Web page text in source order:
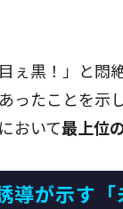
ぇ黒！」と悶
ったことを示
おいて最上位
導が示す